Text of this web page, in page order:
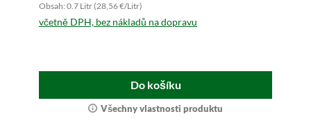
Obsah: 0.7 Litr (28,56 €/Litr)
včetně DPH, bez nákladů na dopravu
Do košíku
Všechny vlastnosti produktu